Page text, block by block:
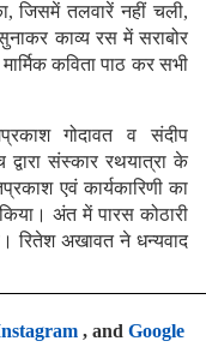
जिसमें तलवारें नहीं चली,
काव्य रस में सराबोर
कविता पाठ कर सभी
गोदावत व संदीप
संस्कार रथयात्रा के
एवं कार्यकारिणी का
अंत में पारस कोठारी
रितेश अखावत ने धन्यवाद
, and Google